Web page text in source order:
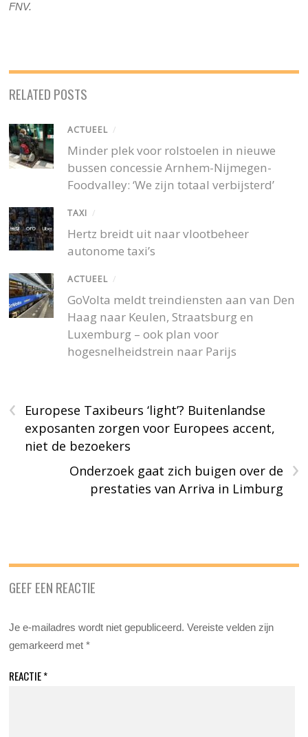
FNV.
RELATED POSTS
ACTUEEL /
Minder plek voor rolstoelen in nieuwe
bussen concessie Arnhem-Nijmegen-
Foodvalley: ‘We zijn totaal verbijsterd’
TAXI /
Hertz breidt uit naar vlootbeheer
autonome taxi’s
ACTUEEL /
GoVolta meldt treindiensten aan van Den
Haag naar Keulen, Straatsburg en
Luxemburg – ook plan voor
hogesnelheidstrein naar Parijs
‹
Europese Taxibeurs ‘light’? Buitenlandse
exposanten zorgen voor Europees accent,
niet de bezoekers
›
Onderzoek gaat zich buigen over de
prestaties van Arriva in Limburg
GEEF EEN REACTIE
Je e-mailadres wordt niet gepubliceerd. Vereiste velden zijn
gemarkeerd met*
REACTIE*